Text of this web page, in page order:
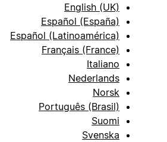
English (UK)
Español (España)
Español (Latinoamérica)
Français (France)
Italiano
Nederlands
Norsk
Português (Brasil)
Suomi
Svenska